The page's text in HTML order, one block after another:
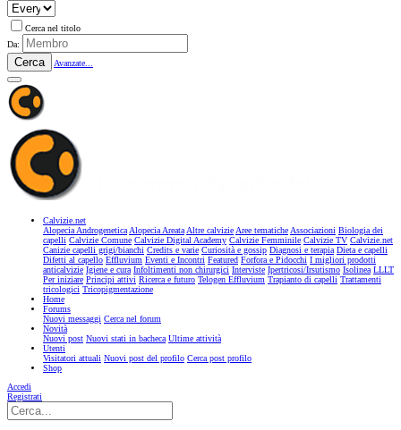
Cerca nel titolo
Da:
Cerca Avanzate...
Calvizie.net
Alopecia AndrogeneticaAlopecia AreataAltre calvizieAree tematicheAssociazioni Biologia dei
capelli Calvizie Comune Calvizie Digital Academy Calvizie Femminile Calvizie TV Calvizie.net
Canizie capelli grigi/bianchi Credits e varie Curiosità e gossip Diagnosi e terapia Dieta e capelli
Difetti al capello Effluvium Eventi e Incontri Featured Forfora e Pidocchi I migliori prodotti
anticalvizie Igiene e cura Infoltimenti non chirurgici Interviste Ipertricosi/Irsutismo Isolinea LLLT
Per iniziare Principi attivi Ricerca e futuro Telogen Effluvium Trapianto di capelli Trattamenti
tricologici Tricopigmentazione
Home
Forums
Nuovi messaggi Cerca nel forum
Novità
Nuovi post Nuovi stati in bacheca Ultime attività
Utenti
Visitatori attuali Nuovi post del profilo Cerca post profilo
Shop
Accedi
Registrati